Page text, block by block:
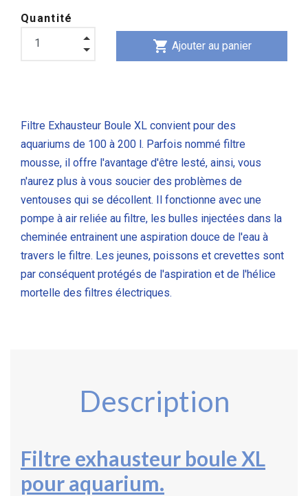
Quantité
shopping_cart Ajouter au panier
Filtre Exhausteur Boule XL convient pour des
aquariums de 100 à 200 l. Parfois nommé filtre
mousse, il offre l'avantage d'être lesté, ainsi, vous
n'aurez plus à vous soucier des problèmes de
ventouses qui se décollent. Il fonctionne avec une
pompe à air reliée au filtre, les bulles injectées dans la
cheminée entrainent une aspiration douce de l'eau à
travers le filtre. Les jeunes, poissons et crevettes sont
par conséquent protégés de l'aspiration et de l'hélice
mortelle des filtres électriques.
Description
Filtre exhausteur boule XL
pour aquarium.